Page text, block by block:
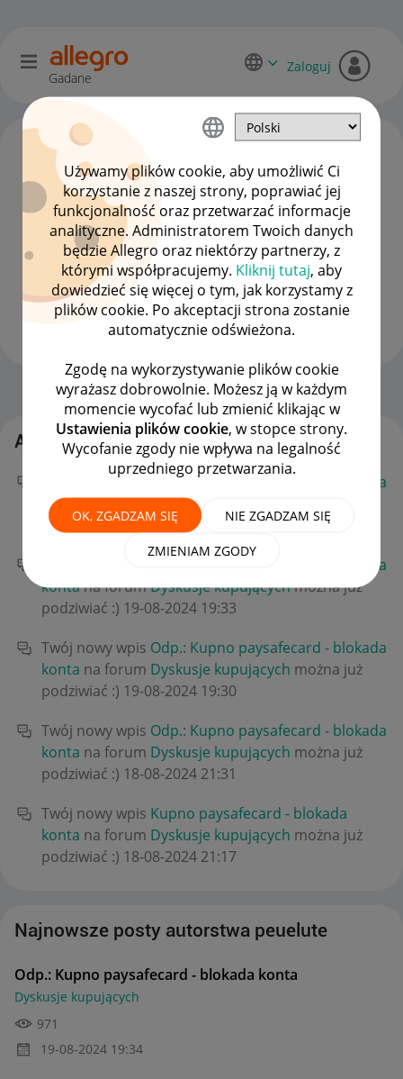
Używamy plików cookie, aby umożliwić Ci
korzystanie z naszej strony, poprawiać jej
funkcjonalność oraz przetwarzać informacje
analityczne. Administratorem Twoich danych
będzie Allegro oraz niektórzy partnerzy, z
którymi współpracujemy. Kliknij tutaj, aby
dowiedzieć się więcej o tym, jak korzystamy z
plików cookie. Po akceptacji strona zostanie
automatycznie odświeżona.
Zgodę na wykorzystywanie plików cookie
wyrażasz dobrowolnie. Możesz ją w każdym
momencie wycofać lub zmienić klikając w
Ustawienia plików cookie, w stopce strony.
Wycofanie zgody nie wpływa na legalność
uprzedniego przetwarzania.
OK, ZGADZAM SIĘ NIE ZGADZAM SIĘ
ZMIENIAM ZGODY
Gadane
Zaloguj
peuelute
#7 Wielbiciel
Strona Główna OPCJE
Aktywność peuelute
Twój nowy wpis
Odp.: Kupno paysafecard - blokada
kontana forumDyskusje kupujących
podziwiać :)‎19-08-202419:34
Odp.: Kupno paysafecard - blokada
kontana forumDyskusje kupującychmożna już
podziwiać :) ‎19-08-2024 19:33
Twój nowy wpis Odp.: Kupno paysafecard - blokada
konta na forum Dyskusje kupujących można już
podziwiać :) ‎19-08-2024 19:30
Twój nowy wpis Odp.: Kupno paysafecard - blokada
konta na forum Dyskusje kupujących można już
podziwiać :) ‎18-08-2024 21:31
Twój nowy wpis Kupno paysafecard - blokada
konta na forum Dyskusje kupujących można już
podziwiać :) ‎18-08-2024 21:17
Najnowsze posty autorstwa peuelute
Odp.: Kupno paysafecard - blokada konta
Dyskusje kupujących
971
‎19-08-2024 19:34